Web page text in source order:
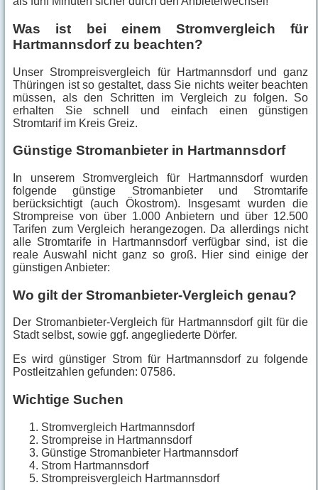
Was ist bei einem Stromvergleich für
Hartmannsdorf zu beachten?
Unser Strompreisvergleich für Hartmannsdorf und ganz
Thüringen ist so gestaltet, dass Sie nichts weiter beachten
müssen, als den Schritten im Vergleich zu folgen. So
erhalten Sie schnell und einfach einen günstigen
Stromtarif im Kreis Greiz.
Günstige Stromanbieter in Hartmannsdorf
In unserem Stromvergleich für Hartmannsdorf wurden
folgende günstige Stromanbieter und Stromtarife
berücksichtigt (auch Ökostrom). Insgesamt wurden die
Strompreise von über 1.000 Anbietern und über 12.500
Tarifen zum Vergleich herangezogen. Da allerdings nicht
alle Stromtarife in Hartmannsdorf verfügbar sind, ist die
reale Auswahl nicht ganz so groß. Hier sind einige der
günstigen Anbieter:
Wo gilt der Stromanbieter-Vergleich genau?
Der Stromanbieter-Vergleich für Hartmannsdorf gilt für die
Stadt selbst, sowie ggf. angegliederte Dörfer.
Es wird günstiger Strom für Hartmannsdorf zu folgende
Postleitzahlen gefunden: 07586.
Wichtige Suchen
Stromvergleich Hartmannsdorf
Strompreise in Hartmannsdorf
Günstige Stromanbieter Hartmannsdorf
Strom Hartmannsdorf
Strompreisvergleich Hartmannsdorf